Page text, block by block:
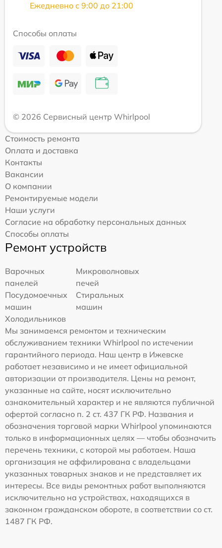
Ежедневно с 9:00 до 21:00
Способы оплаты
© 2026 Сервисный центр Whirlpool
Стоимость ремонта
Оплата и доставка
Контакты
Вакансии
О компании
Ремонтируемые модели
Наши услуги
Согласие на обработку персональных данных
Способы оплаты
Ремонт устройств
Варочных
панелей
Микроволновых
печей
Посудомоечных
машин
Стиральных
машин
Холодильников
Мы занимаемся ремонтом и техническим
обслуживанием техники Whirlpool по истечении
гарантийного периода. Наш центр в Ижевске
работает независимо и не имеет официальной
авторизации от производителя. Цены на ремонт,
указанные на сайте, носят исключительно
ознакомительный характер и не являются публичной
офертой согласно п. 2 ст. 437 ГК РФ. Названия и
обозначения торговой марки Whirlpool упоминаются
только в информационных целях — чтобы обозначить
перечень техники, с которой мы работаем. Наша
организация не аффилирована с владельцами
указанных товарных знаков и не представляет их
интересы. Все виды ремонтных работ выполняются
исключительно на устройствах, находящихся в
законном гражданском обороте, в соответствии со ст.
1487 ГК РФ.